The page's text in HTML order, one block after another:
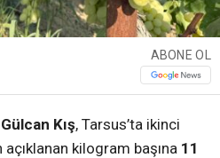
ABONE OL
Kış, Tarsus’ta ikinci
kilogram başına 11